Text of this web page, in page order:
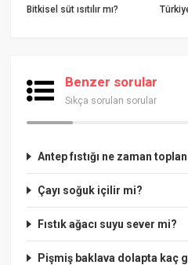
Bitkisel süt ısıtılır mı?
Benzer sorular
Sıkça sorulan sorular
Antep fıstığı ne zaman
Çayı soğuk içilir mi?
Fıstık ağacı suyu sever mi?
Pişmiş baklava dolapta kaç